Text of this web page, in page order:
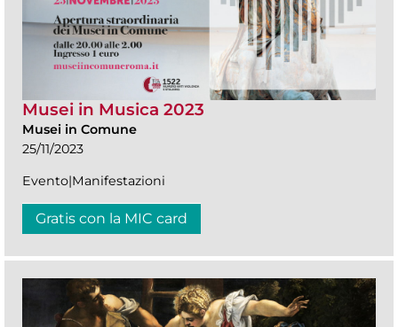
Musei in Musica 2023
Musei in Comune
25/11/2023
Evento|Manifestazioni
Gratis con la MIC card